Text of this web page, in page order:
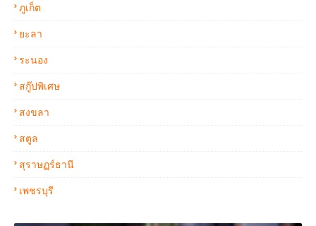
ภูเก็ต
ยะลา
ระนอง
สกู๊ปพิเศษ
สงขลา
สตูล
สุราษฏร์ธานี
เพชรบุรี